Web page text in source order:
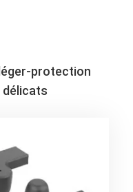
protection